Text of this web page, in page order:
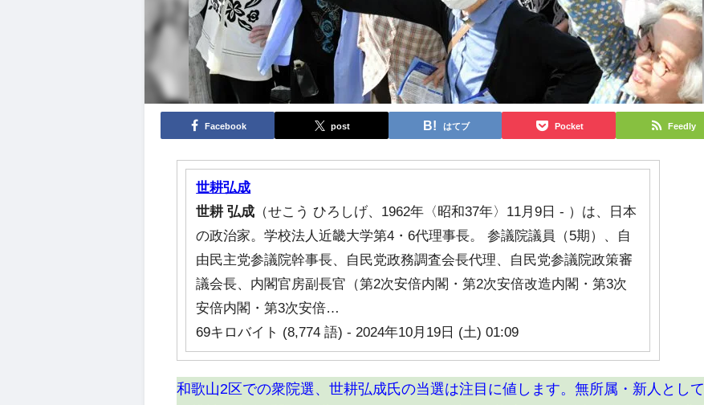
Facebook post はてブ Pocket Feedly
世耕弘成
世耕 弘成 （せこう ひろしげ、1962年〈昭和37年〉11月9日 - ）は、日本
の政治家。学校法人近畿大学第4・6代理事長。 参議院議員（5期）、自
由民主党参議院幹事長、自民党政務調査会長代理、自民党参議院政策審
議会長、内閣官房副長官（第2次安倍内閣・第2次安倍改造内閣・第3次
安倍内閣・第3次安倍…
69キロバイト (8,774 語) - 2024年10月19日 (土) 01:09
和歌山2区での衆院選、世耕弘成氏の当選は注目に値します。無所属・新人として